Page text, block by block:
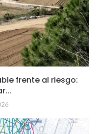
frente al riesgo: